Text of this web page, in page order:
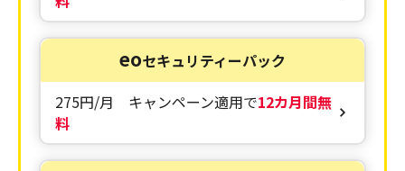
eoセキュリティーパック
275円/月 キャンペーン適用で12カ月間無
料